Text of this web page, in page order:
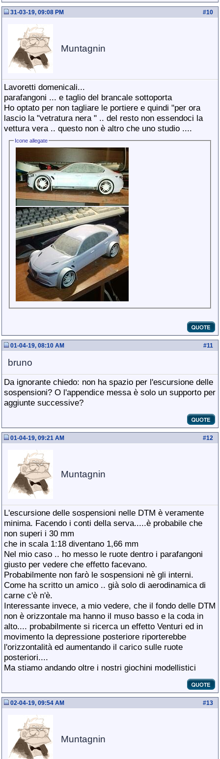
#10
31-03-19, 09:08 PM
Muntagnin
Lavoretti domenicali...
parafangoni ... e taglio del brancale sottoporta
Ho optato per non tagliare le portiere e quindi "per ora
lascio la "vetratura nera " .. del resto non essendoci la
vettura vera .. questo non è altro che uno studio ....
Icone allegate
#11
01-04-19, 08:10 AM
bruno
Da ignorante chiedo: non ha spazio per l'escursione delle
sospensioni? O l'appendice messa è solo un supporto per
aggiunte successive?
#12
01-04-19, 09:21 AM
Muntagnin
L'escursione delle sospensioni nelle DTM è veramente
minima. Facendo i conti della serva.....è probabile che
non superi i 30 mm
che in scala 1:18 diventano 1,66 mm
Nel mio caso .. ho messo le ruote dentro i parafangoni
giusto per vedere che effetto facevano.
Probabilmente non farò le sospensioni nè gli interni.
Come ha scritto un amico .. già solo di aerodinamica di
carne c'è n'è.
Interessante invece, a mio vedere, che il fondo delle DTM
non è orizzontale ma hanno il muso basso e la coda in
alto.... probabilmente si ricerca un effetto Venturi ed in
movimento la depressione posteriore riporterebbe
l'orizzontalità ed aumentando il carico sulle ruote
posteriori....
Ma stiamo andando oltre i nostri giochini modellistici
#13
02-04-19, 09:54 AM
Muntagnin